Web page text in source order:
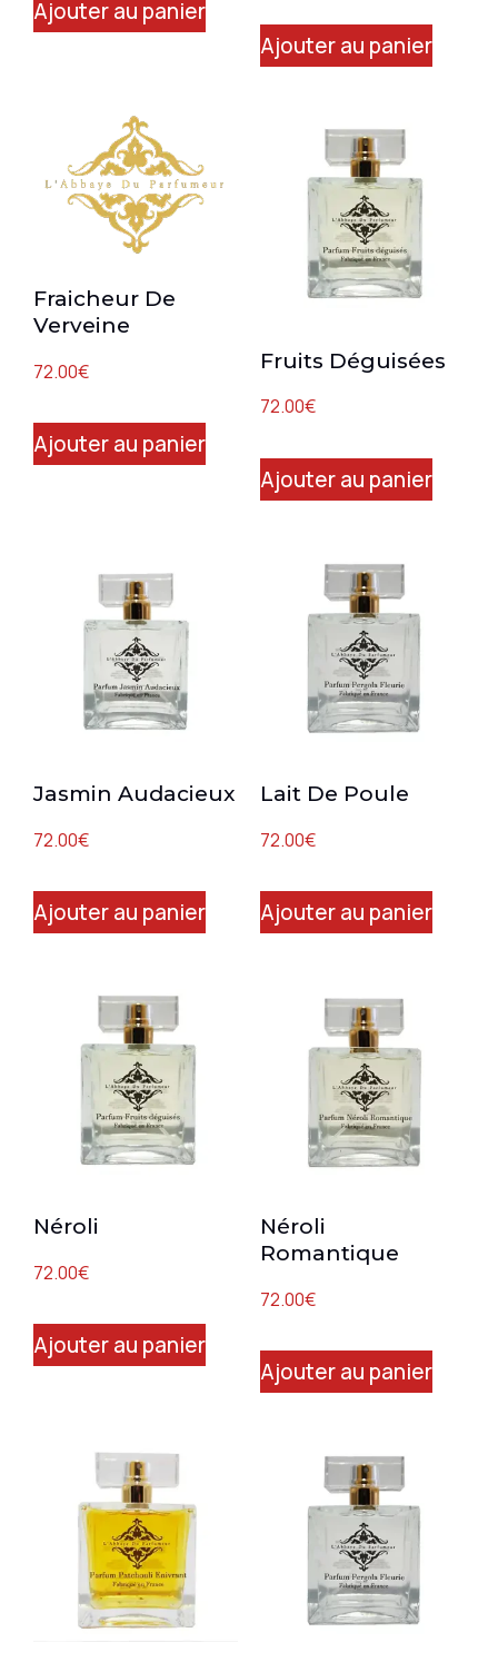
Ajouter au panier
Ajouter au panier
Fraicheur De
Verveine
72.00€
Ajouter au panier
Fruits Déguisées
72.00€
Ajouter au panier
Jasmin Audacieux
72.00€
Ajouter au panier
Lait De Poule
72.00€
Ajouter au panier
Néroli
72.00€
Ajouter au panier
Néroli
Romantique
72.00€
Ajouter au panier